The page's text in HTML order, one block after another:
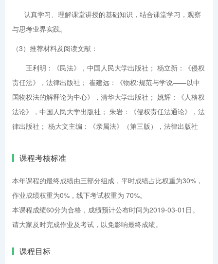
认真学习、理解课堂讲授的基础知识，结合课堂学习，观察
与思考业界实践。
（3）推荐材料及阅读文献：
王利明：《民法》，中国人民大学出版社； 杨立新：《侵权
责任法》，法律出版社； 崔建远：《物权:规范与学说——以中
国物权法的解释论为中心》，清华大学出版社； 姚辉：《人格权
法论》，中国人民大学出版社； 朱岩：《侵权责任法通论》，法
律出版社； 杨大文主编：《亲属法》（第三版），法律出版社
课程考核标准
本年课程的最终成绩由三部分组成，平时成绩占比权重为30%，
作业成绩权重为0%，线下考试权重为 70%。
本课程成绩60分为合格，成绩预计公布时间为2019-03-01日。
请大家及时完成作业及考试，以免影响最终成绩。
课程目标